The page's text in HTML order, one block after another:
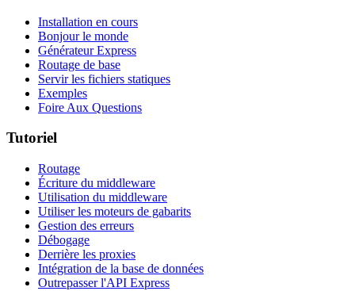
Installation en cours
Bonjour le monde
Générateur Express
Routage de base
Servir les fichiers statiques
Exemples
Foire Aux Questions
Tutoriel
Routage
Écriture du middleware
Utilisation du middleware
Utiliser les moteurs de gabarits
Gestion des erreurs
Débogage
Derrière les proxies
Intégration de la base de données
Outrepasser l'API Express